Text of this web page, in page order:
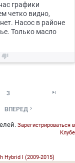
графики
четко видно,
Насос в районе
Только масло

3 
ВПЕРЕД 
Зарегистрироваться в
Клубе
Hybrid I (2009-2015)